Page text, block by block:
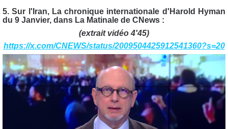
5. Sur l'Iran, La chronique internationale d'Harold Hyman
du 9 Janvier, dans La Matinale de CNews :
(extrait vidéo 4'45)
https://x.com/CNEWS/status/2009504425912541360?s=20